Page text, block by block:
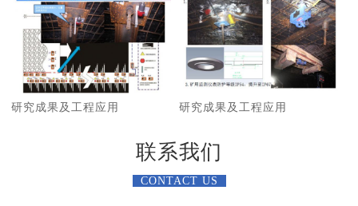
研究成果及工程应用 研究成果及工程应用
联系我们
CONTACT US